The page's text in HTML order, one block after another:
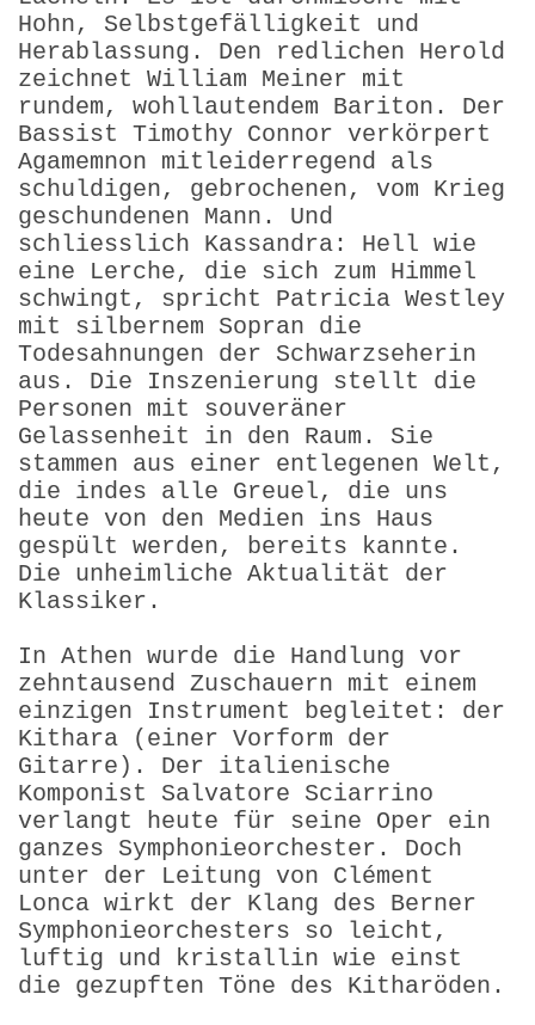
Hohn, Selbstgefälligkeit und
Herablassung. Den redlichen Herold
zeichnet William Meiner mit
rundem, wohllautendem Bariton. Der
Bassist Timothy Connor verkörpert
Agamemnon mitleiderregend als
schuldigen, gebrochenen, vom Krieg
geschundenen Mann. Und
schliesslich Kassandra: Hell wie
eine Lerche, die sich zum Himmel
schwingt, spricht Patricia Westley
mit silbernem Sopran die
Todesahnungen der Schwarzseherin
aus. Die Inszenierung stellt die
Personen mit souveräner
Gelassenheit in den Raum. Sie
stammen aus einer entlegenen Welt,
die indes alle Greuel, die uns
heute von den Medien ins Haus
gespült werden, bereits kannte.
Die unheimliche Aktualität der
Klassiker.
In Athen wurde die Handlung vor
zehntausend Zuschauern mit einem
einzigen Instrument begleitet: der
Kithara (einer Vorform der
Gitarre). Der italienische
Komponist Salvatore Sciarrino
verlangt heute für seine Oper ein
ganzes Symphonieorchester. Doch
unter der Leitung von Clément
Lonca wirkt der Klang des Berner
Symphonieorchesters so leicht,
luftig und kristallin wie einst
die gezupften Töne des Kitharöden.